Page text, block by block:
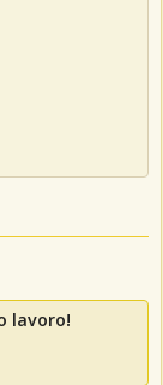
lavoro!